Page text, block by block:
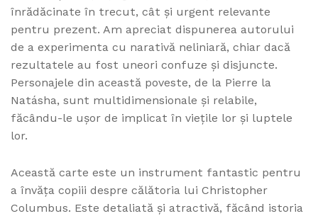
înrădăcinate în trecut, cât și urgent relevante
pentru prezent. Am apreciat dispunerea autorului
de a experimenta cu narativă neliniară, chiar dacă
rezultatele au fost uneori confuze și disjuncte.
Personajele din această poveste, de la Pierre la
Natásha, sunt multidimensionale și relabile,
făcându-le ușor de implicat în viețile lor și luptele
lor.
Această carte este un instrument fantastic pentru
a învăța copiii despre călătoria lui Christopher
Columbus. Este detaliată și atractivă, făcând istoria